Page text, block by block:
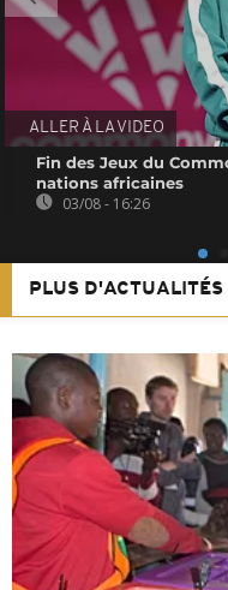
ALLER À LA VIDEO
Fin des Jeux du
nations africaines
03/08 - 16:26
PLUS D'ACTUALITÉS